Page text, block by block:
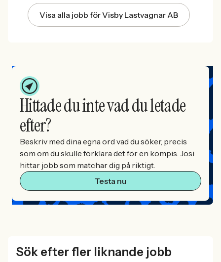
Visa alla jobb för Visby Lastvagnar AB
Hittade du inte vad du letade
efter?
Beskriv med dina egna ord vad du söker, precis
som om du skulle förklara det för en kompis. Josi
hittar jobb som matchar dig på riktigt.
Testa nu
Sök efter fler liknande jobb